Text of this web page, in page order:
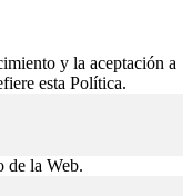
y la aceptación a
esta Política.
de la Web.